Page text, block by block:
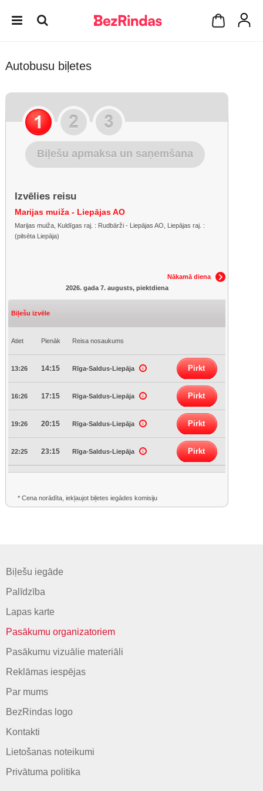
Autobusu biļetes
Biļešu apmaksa un saņemšana
Izvēlies reisu
Marijas muiža - Liepājas AO
Marijas muiža, Kuldīgas raj. : Rudbārži - Liepājas AO, Liepājas raj. :
(pilsēta Liepāja)
Nākamā diena
2026. gada 7. augusts, piektdiena
Biļešu izvēle
Atiet Pienāk Reisa nosaukums
13:26 14:15 Rīga-Saldus-Liepāja Pirkt
16:26 17:15 Rīga-Saldus-Liepāja Pirkt
19:26 20:15 Rīga-Saldus-Liepāja Pirkt
22:25 23:15 Rīga-Saldus-Liepāja Pirkt
* Cena norādīta, iekļaujot biļetes iegādes komisiju
Biļešu iegāde
Palīdzība
Lapas karte
Pasākumu organizatoriem
Pasākumu vizuālie materiāli
Reklāmas iespējas
Par mums
BezRindas logo
Kontakti
Lietošanas noteikumi
Privātuma politika